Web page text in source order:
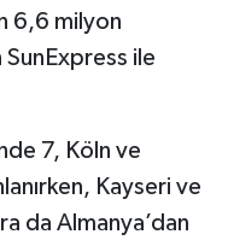
6,6 milyon
SunExpress ile
7, Köln ve
Kayseri ve
da Almanya’dan